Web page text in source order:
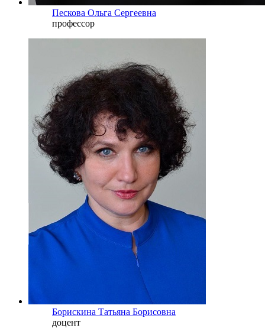
Пескова Ольга Сергеевна
профессор
Борискина Татьяна Борисовна
доцент